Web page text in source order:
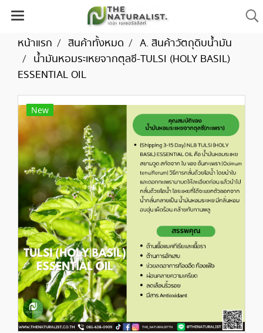
หน้าแรก สินค้าทั้งหมด
A. สินค้าวัตถุดิบน้ำมัน
น้ำมันหอมระเหยจากตุลซี-TULSI (HOLY BASIL)
ESSENTIAL OIL
New